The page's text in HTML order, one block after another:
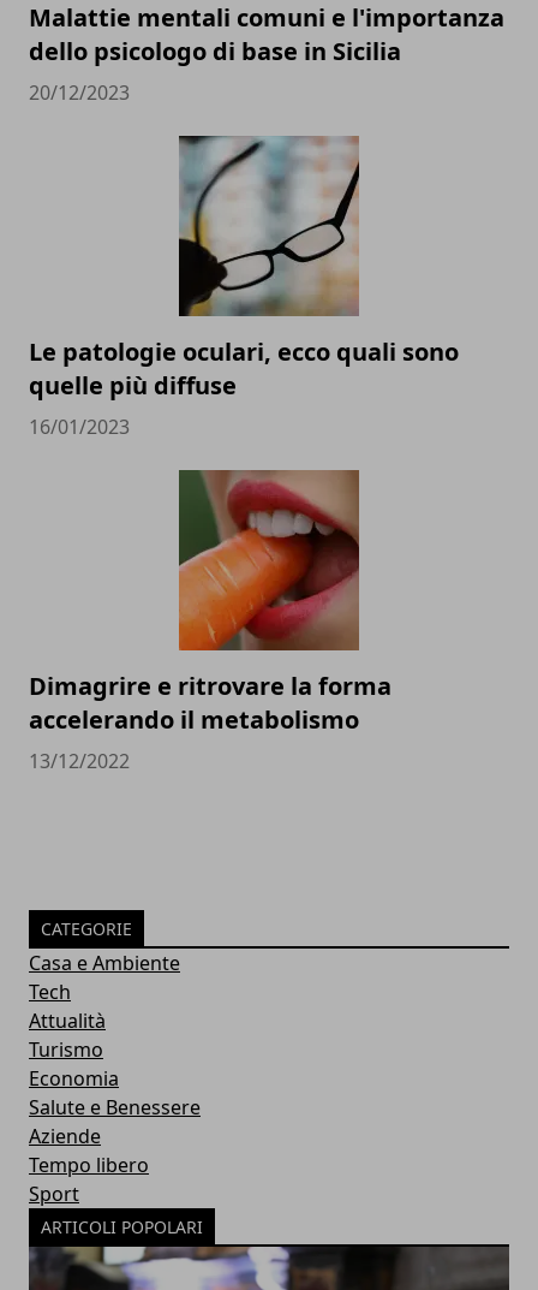
Malattie mentali comuni e l'importanza
dello psicologo di base in Sicilia
20/12/2023
Le patologie oculari, ecco quali sono
quelle più diffuse
16/01/2023
Dimagrire e ritrovare la forma
accelerando il metabolismo
13/12/2022
CATEGORIE
Casa e Ambiente
Tech
Attualità
Turismo
Economia
Salute e Benessere
Aziende
Tempo libero
Sport
ARTICOLI POPOLARI